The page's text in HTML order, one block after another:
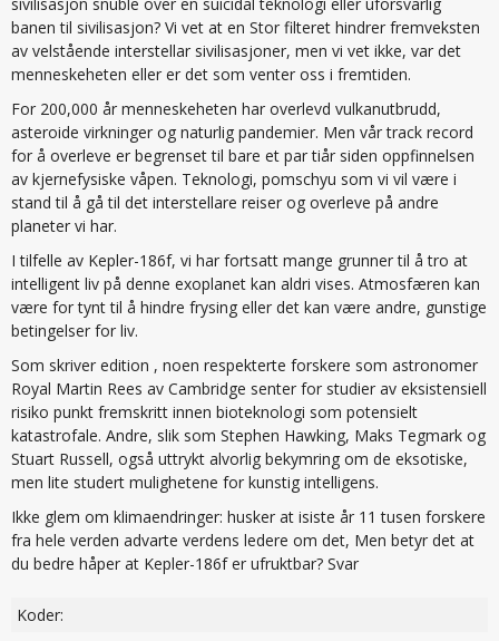
banen til sivilisasjon? Vi vet at en Stor filteret hindrer fremveksten
av velstående interstellar sivilisasjoner, men vi vet ikke, var det
menneskeheten eller er det som venter oss i fremtiden.
For 200,000 år menneskeheten har overlevd vulkanutbrudd,
asteroide virkninger og naturlig pandemier. Men vår track record
for å overleve er begrenset til bare et par tiår siden oppfinnelsen
av kjernefysiske våpen. Teknologi, pomschyu som vi vil være i
stand til å gå til det interstellare reiser og overleve på andre
planeter vi har.
I tilfelle av Kepler-186f, vi har fortsatt mange grunner til å tro at
intelligent liv på denne exoplanet kan aldri vises. Atmosfæren kan
være for tynt til å hindre frysing eller det kan være andre, gunstige
betingelser for liv.
Som skriver edition , noen respekterte forskere som astronomer
Royal Martin Rees av Cambridge senter for studier av eksistensiell
risiko punkt fremskritt innen bioteknologi som potensielt
katastrofale. Andre, slik som Stephen Hawking, Maks Tegmark og
Stuart Russell, også uttrykt alvorlig bekymring om de eksotiske,
men lite studert mulighetene for kunstig intelligens.
Ikke glem om klimaendringer: husker at isiste år 11 tusen forskere
fra hele verden advarte verdens ledere om det, Men betyr det at
du bedre håper at Kepler-186f er ufruktbar? Svar
Koder: